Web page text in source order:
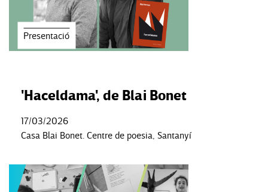
Presentació
'Haceldama', de Blai Bonet
17/03/2026
Casa Blai Bonet. Centre de poesia, Santanyí